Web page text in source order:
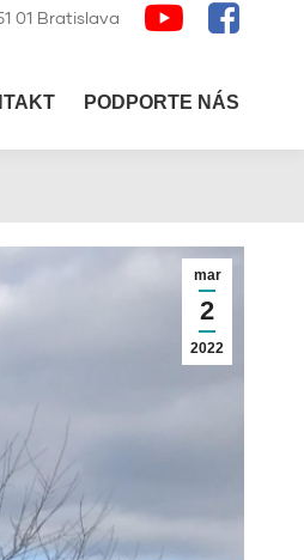
01 Bratislava
PODPORTE NÁS
mar
2
2022